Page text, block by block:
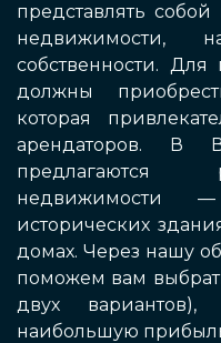
представлять
недвижимости,
собственности.
должны
которая
арендаторов. В
предлагаются
недвижимости
исторических
домах. Через нашу
поможем вам
двух
наибольшую